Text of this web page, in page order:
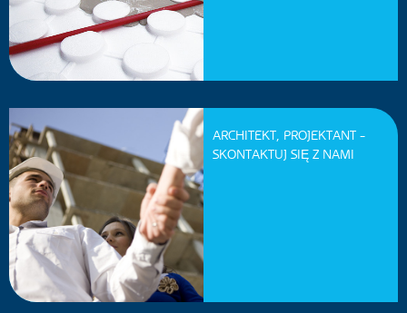
ARCHITEKT, PROJEKTANT -
SKONTAKTUJ SIĘ Z NAMI